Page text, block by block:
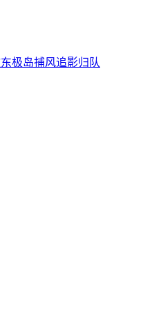
东极岛捕风追影归队